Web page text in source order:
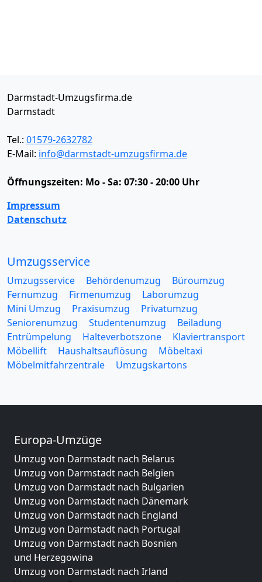
Darmstadt-Umzugsfirma.de
Darmstadt
Tel.: 01579-2632782
E-Mail: info@darmstadt-umzugsfirma.de
Öffnungszeiten: Mo - Sa: 07:30 - 20:00 Uhr
Impressum
Datenschutz
Umzugsservice
Umzugsservice Behördenumzug
Büroumzug
Fernumzug
Firmenumzug
Laborumzug
Mini Umzug
Praxisumzug
Privatumzug
Seniorenumzug
Studentenumzug
Beiladung
Entrümpelung
Halteverbotszone
Klaviertransport
Möbellift
Haushaltsauflösung
Möbeltaxi
Möbelmitfahrzentrale
Umzugskartons
Europa-Umzüge
Umzug von Darmstadt nach Belarus
Umzug von Darmstadt nach Belgien
Umzug von Darmstadt nach Bulgarien
Umzug von Darmstadt nach Dänemark
Umzug von Darmstadt nach England
Umzug von Darmstadt nach Portugal
Umzug von Darmstadt nach Bosnien
und Herzegowina
Umzug von Darmstadt nach Irland